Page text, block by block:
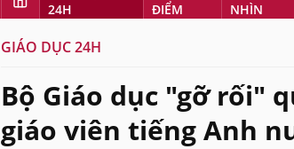
24H
ĐIỂM
NHÌN
GIÁO DỤC 24H
Bộ Giáo dục "gỡ rối"
giáo viên tiếng Anh